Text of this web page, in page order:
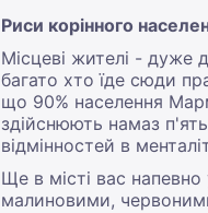
Риси корінного
Місцеві жителі - дуже
багато хто їде сюди
що 90% населення
здійснюють намаз
відмінностей в
Ще в місті вас
малиновими,